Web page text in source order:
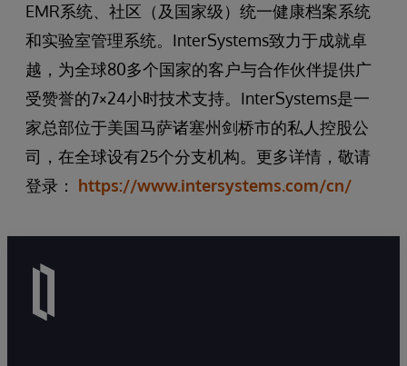
EMR系统、社区（及国家级）统一健康档案系统
和实验室管理系统。InterSystems致力于成就卓
越，为全球80多个国家的客户与合作伙伴提供广
受赞誉的7×24小时技术支持。InterSystems是一
家总部位于美国马萨诸塞州剑桥市的私人控股公
司，在全球设有25个分支机构。更多详情，敬请
登录： https://www.intersystems.com/cn/